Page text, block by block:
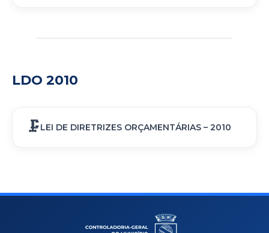
LDO 2010
LEI DE DIRETRIZES ORÇAMENTÁRIAS – 2010